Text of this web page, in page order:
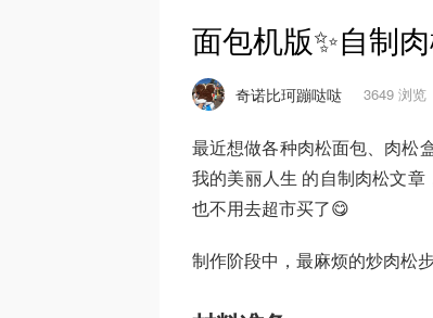
面包机版✨自制
奇诺比珂蹦哒哒 3649 浏览
最近想做各种肉松面包、肉松
我的美丽人生 的自制肉松文
也不用去超市买了😋
制作阶段中，最麻烦的炒肉松